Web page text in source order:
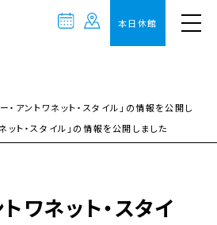
本日休館
ー・アントワネット・スタイル」の情報を公開し
ット・スタイル」の情報を公開しました
トワネット・スタイ